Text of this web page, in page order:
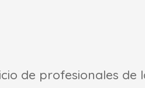
de profesionales de